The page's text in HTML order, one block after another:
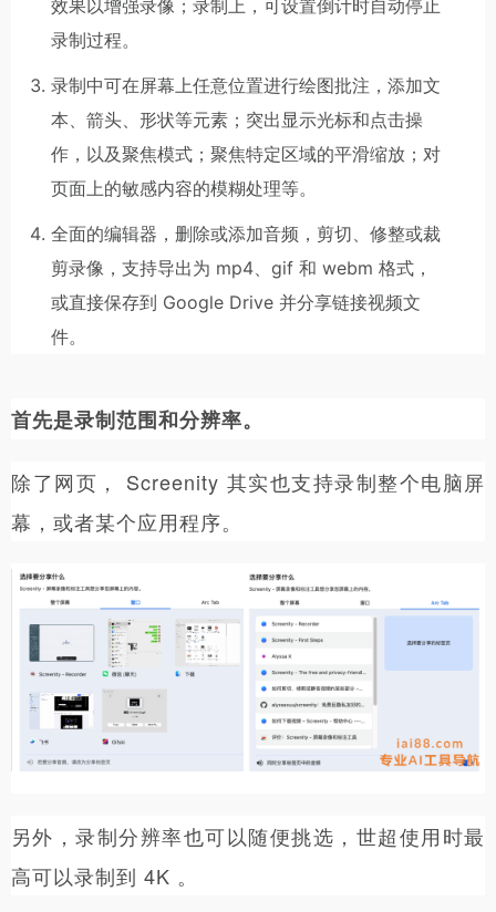
效果以增强录像；录制上，可设置倒计时自动停止
录制过程。
录制中可在屏幕上任意位置进行绘图批注，添加文
本、箭头、形状等元素；突出显示光标和点击操
作，以及聚焦模式；聚焦特定区域的平滑缩放；对
页面上的敏感内容的模糊处理等。
全面的编辑器，删除或添加音频，剪切、修整或裁
剪录像，支持导出为 mp4、gif 和 webm 格式，
或直接保存到 Google Drive 并分享链接视频文
件。
首先是录制范围和分辨率。
除了网页， Screenity 其实也支持录制整个电脑屏
幕，或者某个应用程序。
另外，录制分辨率也可以随便挑选，世超使用时最
高可以录制到 4K 。